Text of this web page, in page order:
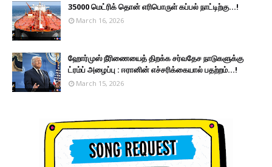
35000 மெட்ரிக் தொன் எரிபொருள் கப்பல் நாட்டிற்கு...!
March 16, 2026
ஹோர்முஸ் நீரிணையைத் திறக்க சர்வதேச நாடுகளுக்கு
ட்ரம்ப் அழைப்பு : ஈரானின் எச்சரிக்கையால் பதற்றம்...!
March 15, 2026